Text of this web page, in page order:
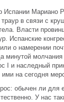
Испании Мариано
в связи с
Власти
Испанские
о намерении
минутой
I и наследный
на сегодня
обычен ли для
У нас